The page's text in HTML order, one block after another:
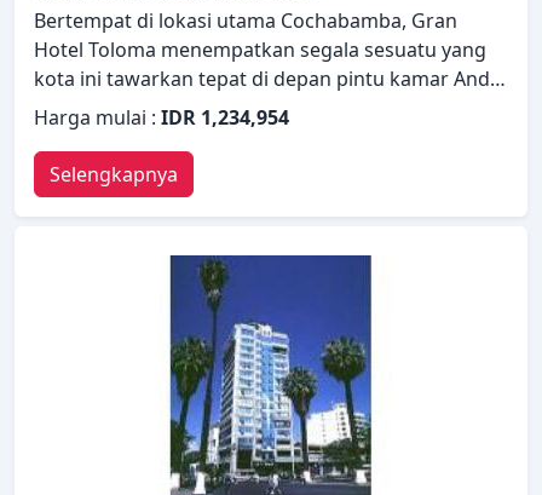
Bertempat di lokasi utama Cochabamba, Gran
Hotel Toloma menempatkan segala sesuatu yang
kota ini tawarkan tepat di depan pintu kamar Anda.
Hotel ini menawarkan berbagai fasilitas untuk
memastikan Anda mendapatkan pengalaman yang
luar biasa. Wi-Fi gratis di semua kamar, resepsionis
24 jam, fasilitas bagi tamu dengan kebutuhan
khusus, penyimpanan bagasi, parkir valet hanyalah
beberapa dari berbagai fasilitas yang ditawarkan.
Kamar dilengkapi dengan segala fasilitas yang
Anda butuhkan untuk bermalam dengan nyaman.
Di beberapa kamar terdapat bak mandi whirlpool,
meja tulis, bar mini, telepon, televisi. Nikmati
fasilitas rekreasi di hotel, termasuk sauna, sebelum
masuk ke kamar untuk beristirahat dengan
nyaman. Temukan semua yang Cochabamba
tawarkan dengan membuat Gran Hotel Toloma
Harga mulai : IDR 1,234,954
Selengkapnya